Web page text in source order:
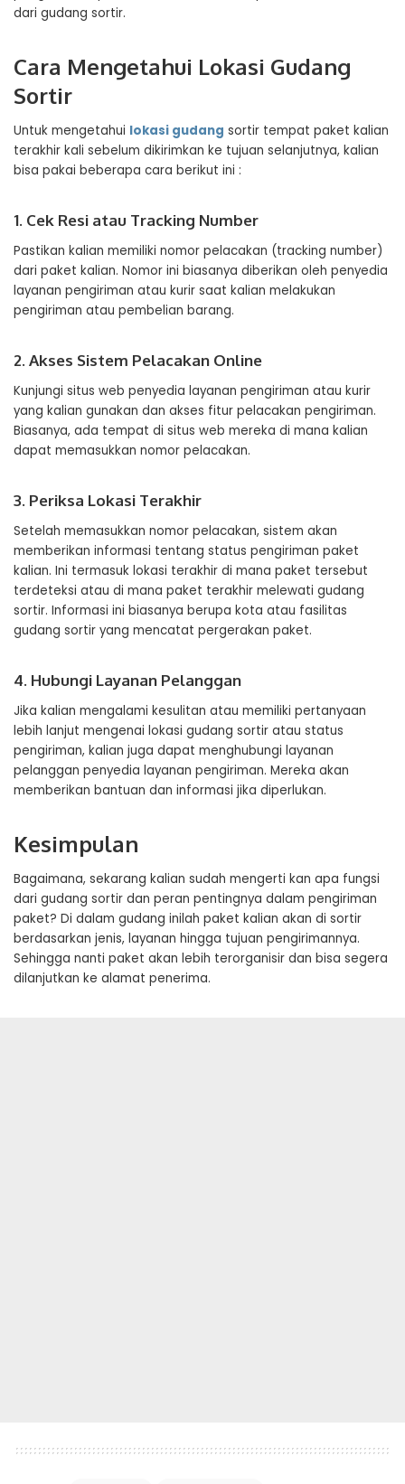
dari gudang sortir.
Cara Mengetahui Lokasi Gudang
Sortir
Untuk mengetahui lokasi gudang sortir tempat paket kalian
terakhir kali sebelum dikirimkan ke tujuan selanjutnya, kalian
bisa pakai beberapa cara berikut ini :
1. Cek Resi atau Tracking Number
Pastikan kalian memiliki nomor pelacakan (tracking number)
dari paket kalian. Nomor ini biasanya diberikan oleh penyedia
layanan pengiriman atau kurir saat kalian melakukan
pengiriman atau pembelian barang.
2. Akses Sistem Pelacakan Online
Kunjungi situs web penyedia layanan pengiriman atau kurir
yang kalian gunakan dan akses fitur pelacakan pengiriman.
Biasanya, ada tempat di situs web mereka di mana kalian
dapat memasukkan nomor pelacakan.
3. Periksa Lokasi Terakhir
Setelah memasukkan nomor pelacakan, sistem akan
memberikan informasi tentang status pengiriman paket
kalian. Ini termasuk lokasi terakhir di mana paket tersebut
terdeteksi atau di mana paket terakhir melewati gudang
sortir. Informasi ini biasanya berupa kota atau fasilitas
gudang sortir yang mencatat pergerakan paket.
4. Hubungi Layanan Pelanggan
Jika kalian mengalami kesulitan atau memiliki pertanyaan
lebih lanjut mengenai lokasi gudang sortir atau status
pengiriman, kalian juga dapat menghubungi layanan
pelanggan penyedia layanan pengiriman. Mereka akan
memberikan bantuan dan informasi jika diperlukan.
Kesimpulan
Bagaimana, sekarang kalian sudah mengerti kan apa fungsi
dari gudang sortir dan peran pentingnya dalam pengiriman
paket? Di dalam gudang inilah paket kalian akan di sortir
berdasarkan jenis, layanan hingga tujuan pengirimannya.
Sehingga nanti paket akan lebih terorganisir dan bisa segera
dilanjutkan ke alamat penerima.